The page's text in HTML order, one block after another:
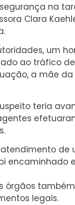
na
Clara
um
ao tráfico
a mãe
teria
de
encaminhado
órgãos
legais.